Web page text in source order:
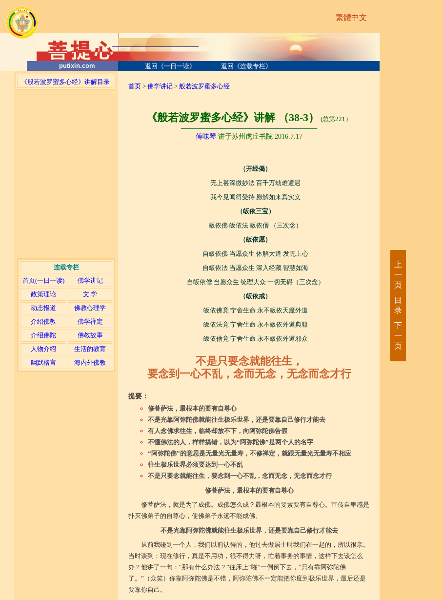
putixin.com 返回《一日一读》 返回《连载专栏》
《般若波罗蜜多心经》讲解目录
连载专栏
首页(一日一读)
佛学讲记
政策理论
文 学
动态报道
佛教心理学
介绍佛教
佛学禅定
介绍佛陀
佛教故事
人物介绍
生活的教育
幽默格言
海内外佛教
首页 > 佛学讲记 > 般若波罗蜜多心经
《般若波罗蜜多心经》讲解 （38-3）
(总第221）
───────────────────────────────
傅味琴 讲于苏州虎丘书院 2016.7.17
（开经偈）
无上甚深微妙法 百千万劫难遭遇
我今见闻得受持 愿解如来真实义
（皈依三宝）
皈依佛 皈依法 皈依僧 （三次念）
（皈依愿）
自皈依佛 当愿众生 体解大道 发无上心
自皈依法 当愿众生 深入经藏 智慧如海
自皈依僧 当愿众生 统理大众 一切无碍（三次念）
（皈依戒）
皈依佛竟 宁舍生命 永不皈依天魔外道
皈依法竟 宁舍生命 永不皈依外道典籍
皈依僧竟 宁舍生命 永不皈依外道邪众
不是只要念就能往生，
要念到一心不乱，念而无念，无念而念才行
提要：
修菩萨法，最根本的要有自尊心
不是光靠阿弥陀佛就能往生极乐世界，还是要靠自己修行才能去
有人念佛求往生，临终却放不下，向阿弥陀佛告假
不懂佛法的人，样样搞错，以为“阿弥陀佛”是两个人的名字
“阿弥陀佛”的意思是无量光无量寿，不修禅定，就跟无量光无量寿不相应
往生极乐世界必须要达到一心不乱
不是只要念就能往生，要念到一心不乱，念而无念，无念而念才行
修菩萨法，最根本的要有自尊心
修菩萨法，就是为了成佛。成佛怎么成？最根本的要素要有自尊心。宣传自卑感是
扑灭佛弟子的自尊心，使佛弟子永远不能成佛。
不是光靠阿弥陀佛就能往生极乐世界，还是要靠自己修行才能去
从前我碰到一个人，我们以前认得的，他过去做居士时我们在一起的，所以很亲。
当时谈到：现在修行，真是不用功，很不得力呀，忙着事务的事情，这样下去该怎么
办？他讲了一句：“那有什么办法？”往床上“啪”一倒倒下去，“只有靠阿弥陀佛
了。”（众笑）你靠阿弥陀佛是不错，阿弥陀佛不一定能把你度到极乐世界，最后还是
要靠你自己。
繁體中文
上
一
页
目
录
下
一
页